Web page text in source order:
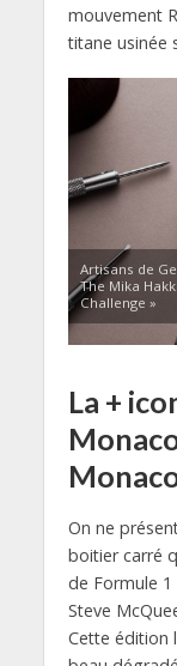
mouvement
titane usinée
Artisans de
The Mika
Challenge »
La +
On ne
boitier carré
de Formule 1
Steve
Cette édition